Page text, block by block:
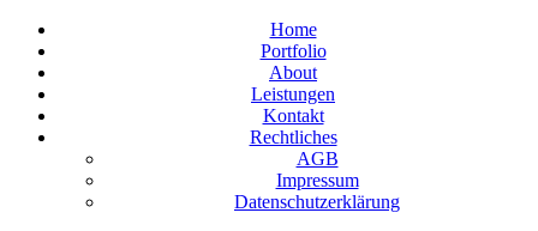
Home
Portfolio
About
Leistungen
Kontakt
Rechtliches
AGB
Impressum
Datenschutzerklärung